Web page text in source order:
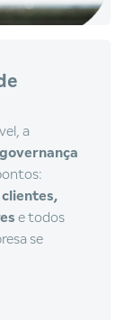
a
e todos
se